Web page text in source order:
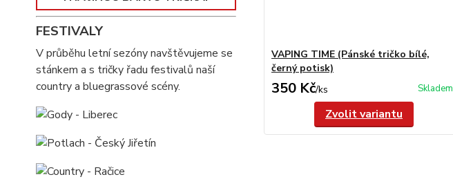
FESTIVALY
V průběhu letní sezóny navštěvujeme se
stánkem a s tričky řadu festivalů naší
country a bluegrassové scény.
VAPING TIME (Pánské tričko bílé,
černý potisk)
350 Kč/ks Skladem
Zvolit variantu